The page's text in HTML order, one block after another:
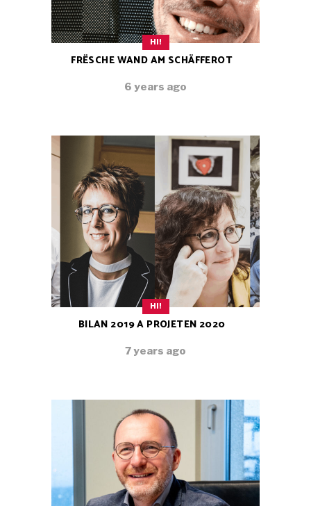
HI!
FRËSCHE WAND AM SCHÄFFEROT
6 years ago
HI!
BILAN 2019 A PROJETEN 2020
7 years ago